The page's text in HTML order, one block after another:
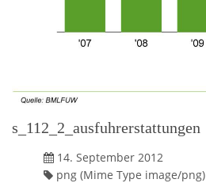
s_112_2_ausfuhrerstattungen
14. September 2012
png (Mime Type image/png)